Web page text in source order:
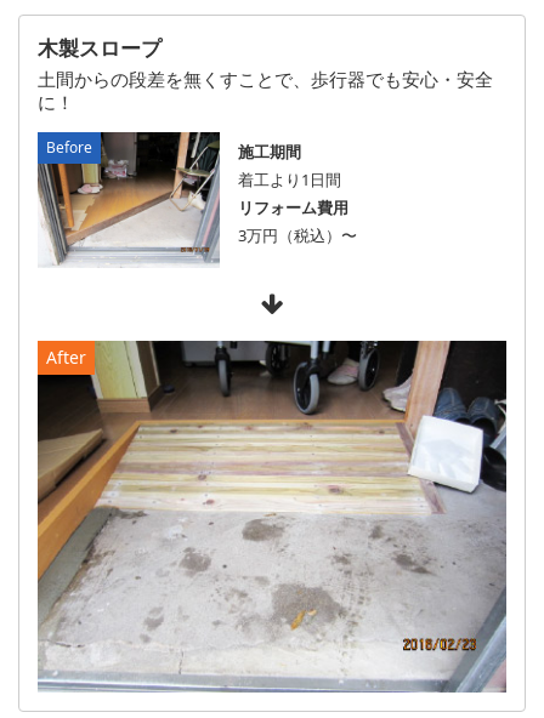
木製スロープ
土間からの段差を無くすことで、歩行器でも安心・安全
に！
施工期間
着工より1日間
リフォーム費用
3万円（税込）〜